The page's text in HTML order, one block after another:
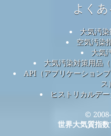
よく
大気汚
空気汚染
大気
大気汚染対策用品
API（アプリケーション
ス）
ヒストリカルデ
©
世界大気質指